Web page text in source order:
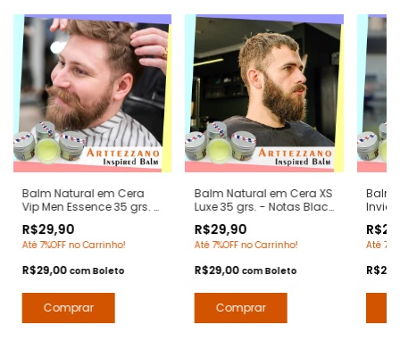
Balm Natural em Cera
Vip Men Essence 35 grs. -
Carolina Herrera -
Pomada Modeladora
Bigode
R$29,90
Até 7%OFF no Carrinho!
R$29,00 comBoleto
Balm Natural em Cera XS
Luxe 35 grs. - Notas Black
Pomada Modeladora
Anti Frizz para Barba e
R$29,90
Até 7%OFF no Carrinho!
R$29,00 comBoleto
Balm
Até